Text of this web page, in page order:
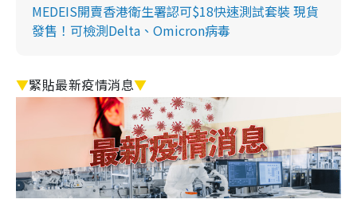
MEDEIS開賣香港衛生署認可$18快速測試套裝 現貨
發售！可檢測Delta、Omicron病毒
▼緊貼最新疫情消息▼